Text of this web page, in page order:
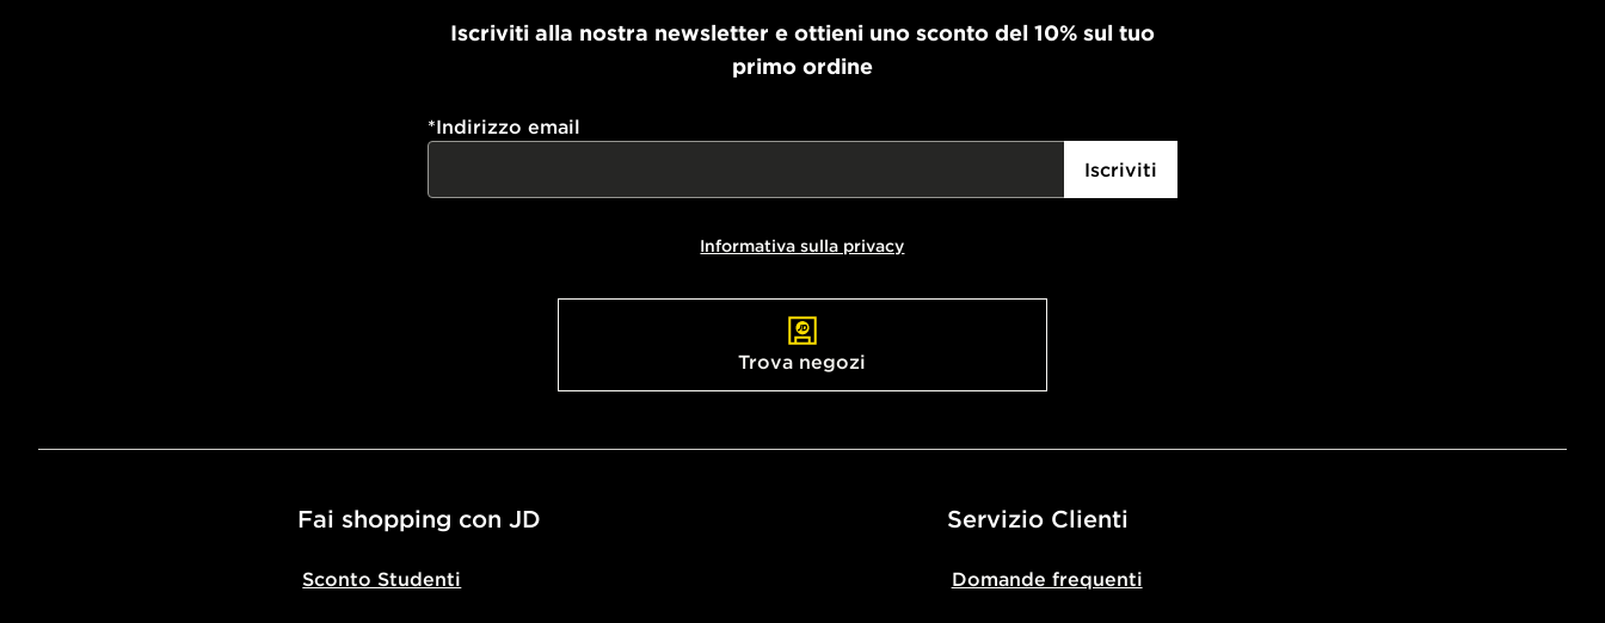
Iscriviti alla nostra newsletter e ottieni uno sconto del 10% sul tuo
primo ordine
*Indirizzo email
Iscriviti
Informativa sulla privacy
Trova negozi
Fai shopping con JD
Sconto Studenti
Servizio Clienti
Domande frequenti